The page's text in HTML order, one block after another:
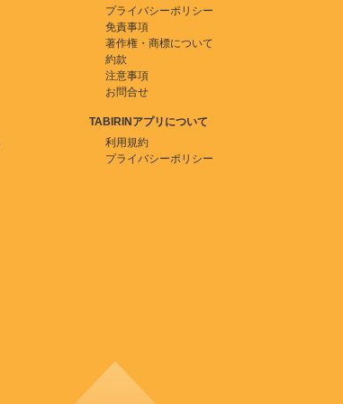
プライバシーポリシー
免責事項
著作権・商標について
約款
注意事項
お問合せ
TABIRINアプリについて
利用規約
プライバシーポリシー